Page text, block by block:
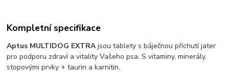
Kompletní specifikace
Aptus MULTIDOG EXTRAjsou tablety s báječnou příchutí jater
pro podporu zdraví a vitality Vašeho psa. S vitaminy, minerály,
stopovými prvky + taurin a karnitin.